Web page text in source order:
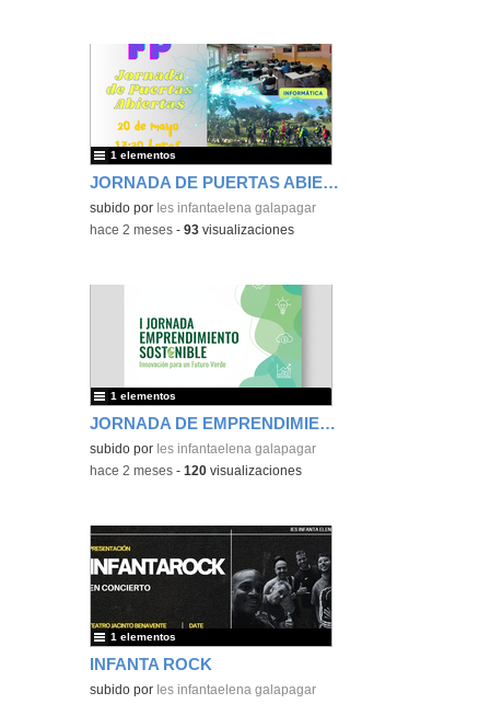
JORNADA DE PUERTAS ABIERTAS
subido por Ies infantaelena galapagar
1 elementos
-hace 2 meses -93 visualizaciones
JORNADA DE EMPRENDIMIENTO
subido por Ies infantaelena galapagar
1 elementos
-hace 2 meses -120 visualizaciones
INFANTA ROCK
subido por Ies infantaelena galapagar
1 elementos